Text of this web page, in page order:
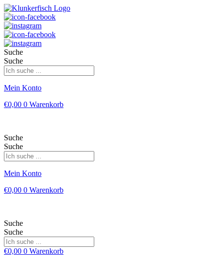
Suche
Suche
Mein Konto
€0,00 0 Warenkorb
Suche
Suche
Mein Konto
€0,00 0 Warenkorb
Suche
Suche
€0,00 0 Warenkorb